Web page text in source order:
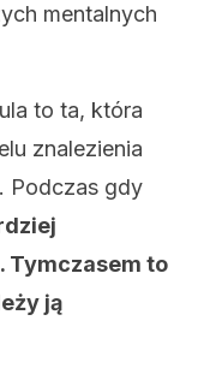
mentalnych
to ta, która
znalezienia
Podczas gdy
Tymczasem to
ją